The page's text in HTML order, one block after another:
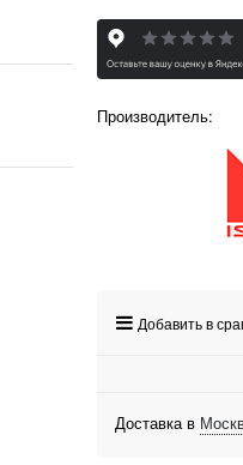
Производитель:
Добавить в
Доставка в